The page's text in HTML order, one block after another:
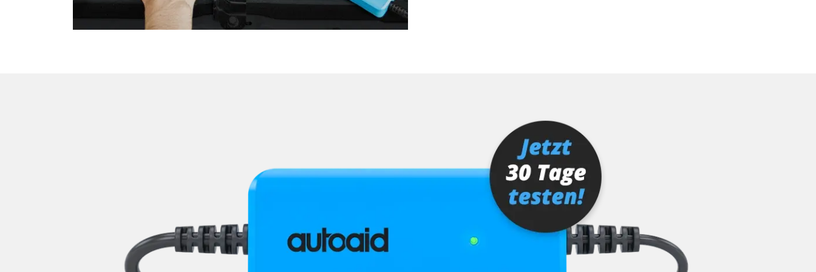
Verdecksteuerung
Wegfahrsperre
Verfügbarkeit abhängig von Modell, Motorisierung, Ausstattung und Konfiguration